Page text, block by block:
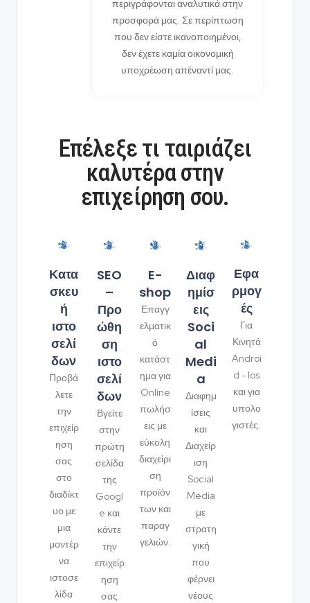
περιγράφονται αναλυτικά στην
προσφορά μας. Σε περίπτωση
που δεν είστε ικανοποιημένοι,
δεν έχετε καμία οικονομική
υποχρέωση απέναντί μας.
Επέλεξε τι ταιριάζει
καλυτέρα στην
επιχείρηση σου.
Κατα
σκευ
ή
ιστο
σελί
δων
Προβά
λετε
την
επιχείρ
ηση
σας
στο
διαδίκτ
υο με
μια
μοντέρ
να
ιστοσε
λίδα
SEO
–
Προ
ώθη
ση
ιστο
σελί
δων
Βγείτε
στην
πρώτη
σελίδα
της
Googl
e και
κάντε
την
επιχείρ
ηση
σας
E-
shop
Επαγγ
ελματικ
ό
κατάστ
ημα για
Online
πωλήσ
εις με
εύκολη
διαχείρι
ση
προϊόν
των και
παραγ
γελιών.
Διαφ
ημίσ
εις
Soci
al
Medi
a
Διαφημ
ίσεις
και
Διαχείρ
ιση
Social
Media
με
στρατη
γική
που
φέρνει
νέους
Εφα
ρμογ
ές
Για
Κινητά
Androi
d - Ios
και για
υπολο
γιστές.